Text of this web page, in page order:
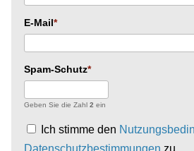
E-Mail
Spam-Schutz
Geben Sie die Zahl 2 ein
Ich stimme den
Datenschutzbestimmungen zu.